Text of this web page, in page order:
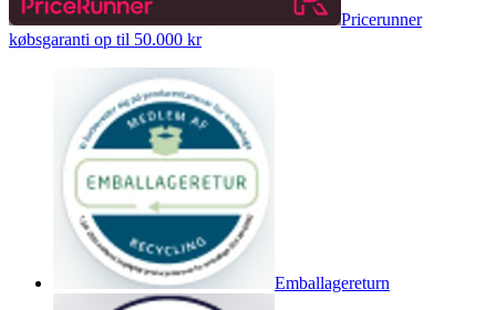
Pricerunner
købsgaranti op til 50.000 kr
Emballagereturn